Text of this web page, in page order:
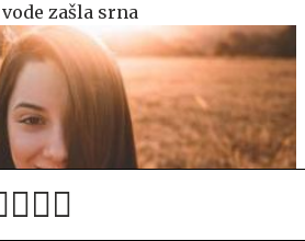
zašla srna